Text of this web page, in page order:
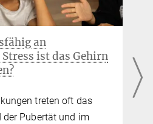
an
ist das Gehirn
treten oft das
Pubertät und im